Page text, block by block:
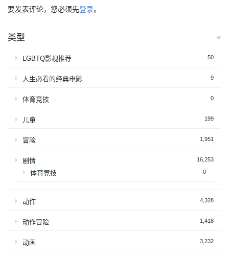
要发表评论，您必须先登录。
类型
LGBTQ影视推荐 50
人生必看的经典电影 9
体育竞技 0
儿童 199
冒险 1,951
剧情 16,253
体育竞技 0
动作 4,328
动作冒险 1,418
动画 3,232